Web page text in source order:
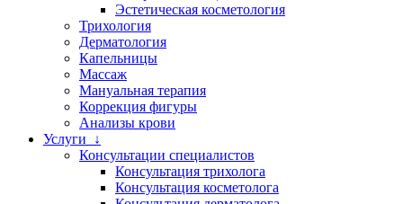
Эстетическая косметология
Трихология
Дерматология
Капельницы
Массаж
Мануальная терапия
Коррекция фигуры
Анализы крови
Услуги ↓
Консультации специалистов
Консультация трихолога
Консультация косметолога